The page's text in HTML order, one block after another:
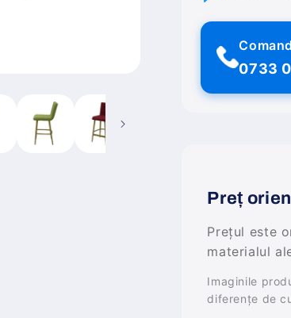
0733
Preț
Prețul este
materialul
Imaginile
diferențe de